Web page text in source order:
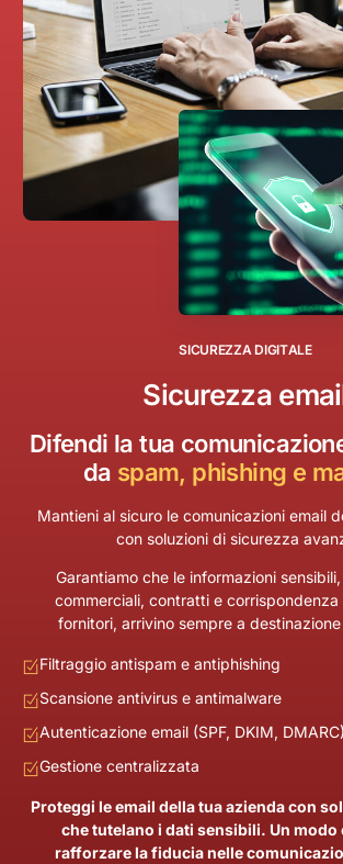
SICUREZZADIGITALE
Sicurezza
Difendi la tua
da spam, phishing e
Mantieni al sicuro le comunicazioni email
con soluzioni di sicurezza
Garantiamo che le informazioni
commerciali, contratti e corrispondenza
fornitori, arrivino sempre a
Filtraggio antispam e antiphishing
Scansione antivirus e antimalware
Autenticazione email (SPF, DKIM, DMARC)
Gestione centralizzata
Proteggi le email della tua azienda con
che tutelano i dati sensibili. Un modo
rafforzare la fiducia nelle